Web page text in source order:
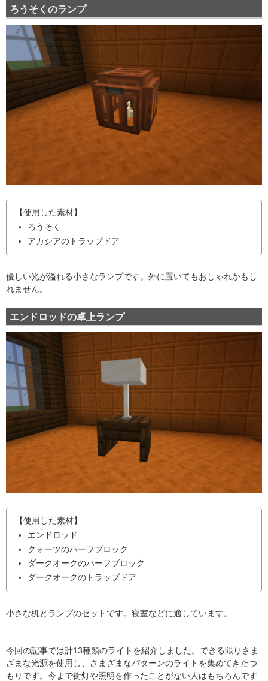
ろうそくのランプ
【使用した素材】
ろうそく
アカシアのトラップドア
優しい光が溢れる小さなランプです。外に置いてもおしゃれかもし
れません。
エンドロッドの卓上ランプ
【使用した素材】
エンドロッド
クォーツのハーフブロック
ダークオークのハーフブロック
ダークオークのトラップドア
小さな机とランプのセットです。寝室などに適しています。
今回の記事では計13種類のライトを紹介しました。できる限りさま
ざまな光源を使用し、さまざまなパターンのライトを集めてきたつ
もりです。今まで街灯や照明を作ったことがない人はもちろんです